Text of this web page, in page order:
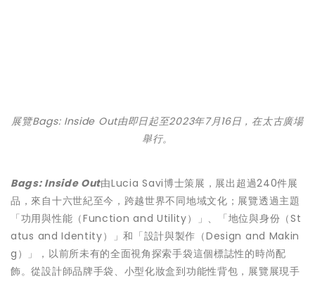
展覽Bags: Inside Out由即日起至2023年7月16日，在太古廣場
舉行。
Bags: Inside Out由Lucia Savi博士策展，展出超過240件展
品，來自十六世紀至今，跨越世界不同地域文化；展覽透過主題
「功用與性能（Function and Utility）」、「地位與身份（St
atus and Identity）」和「設計與製作（Design and Makin
g）」，以前所未有的全面視角探索手袋這個標誌性的時尚配
飾。從設計師品牌手袋、小型化妝盒到功能性背包，展覽展現手